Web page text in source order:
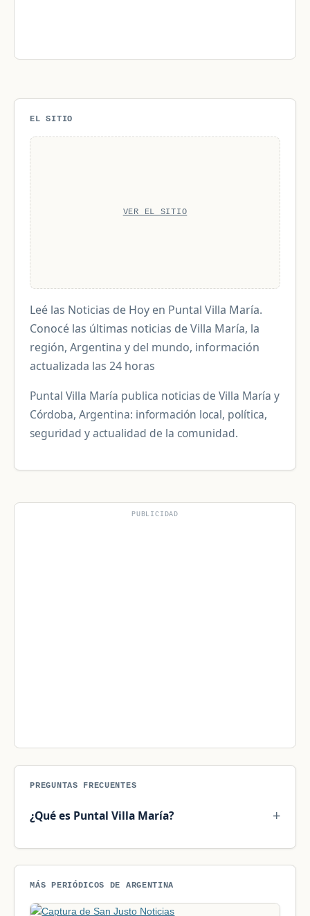
EL SITIO
VER EL SITIO
Leé las Noticias de Hoy en Puntal Villa María.
Conocé las últimas noticias de Villa María, la
región, Argentina y del mundo, información
actualizada las 24 horas
Puntal Villa María publica noticias de Villa María y
Córdoba, Argentina: información local, política,
seguridad y actualidad de la comunidad.
PUBLICIDAD
PREGUNTAS FRECUENTES
¿Qué es Puntal Villa María?
MÁS PERIÓDICOS DE ARGENTINA